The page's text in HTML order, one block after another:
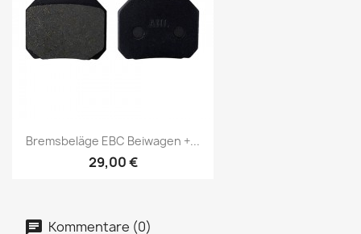
Bremsbeläge EBC Beiwagen +...
29,00 €
Kommentare (0)